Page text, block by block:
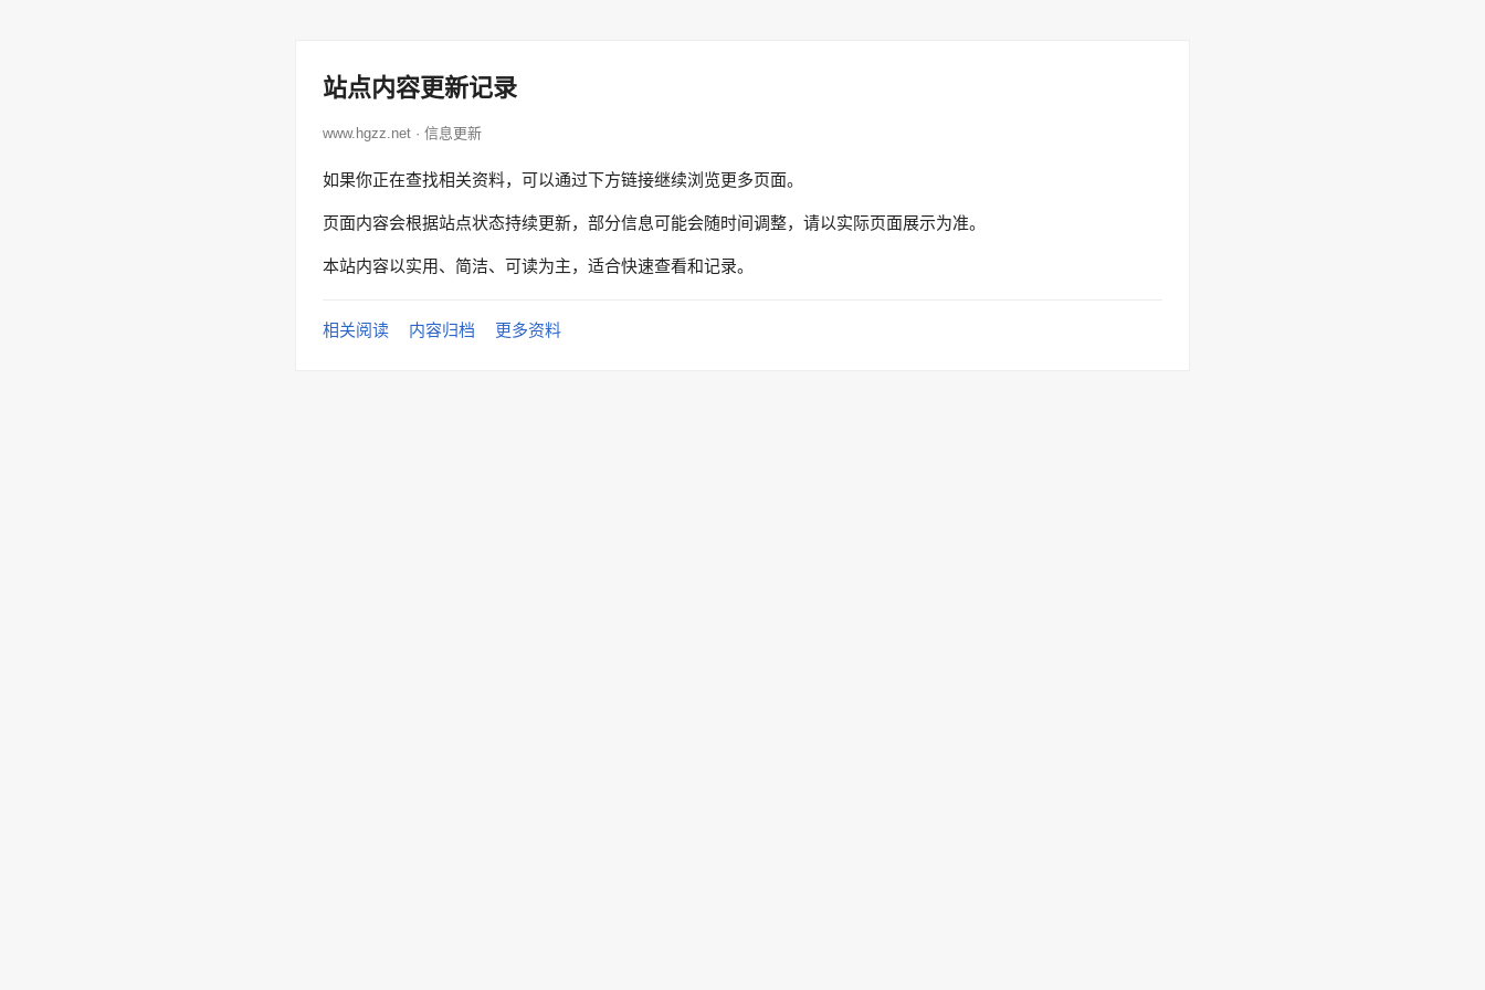
站点内容更新记录
www.hgzz.net · 信息更新
如果你正在查找相关资料，可以通过下方链接继续浏览更多页面。
页面内容会根据站点状态持续更新，部分信息可能会随时间调整，请以实际页面展示为准。
本站内容以实用、简洁、可读为主，适合快速查看和记录。
相关阅读 内容归档 更多资料